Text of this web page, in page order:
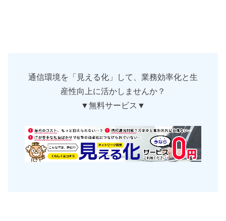
通信環境を「見える化」して、業務効率化と生
産性向上に活かしませんか？
▼無料サービス▼